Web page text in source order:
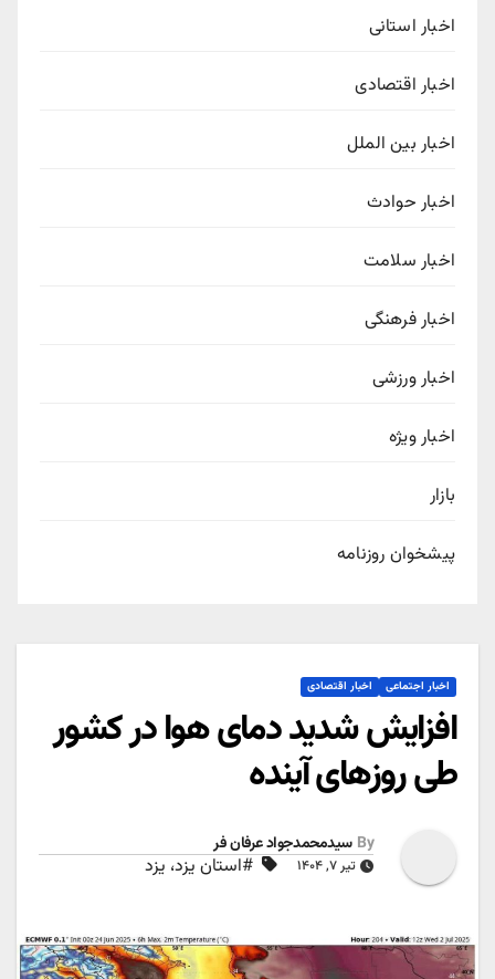
اخبار استانی
اخبار اقتصادی
اخبار بین الملل
اخبار حوادث
اخبار سلامت
اخبار فرهنگی
اخبار ورزشی
اخبار ویژه
بازار
پیشخوان روزنامه
اخبار اجتماعی اخبار اقتصادی
افزایش شدید دمای هوا در کشور
طی روزهای آینده
By سیدمحمدجواد عرفان فر
تیر ۷, ۱۴۰۴ #استان یزد، یزد